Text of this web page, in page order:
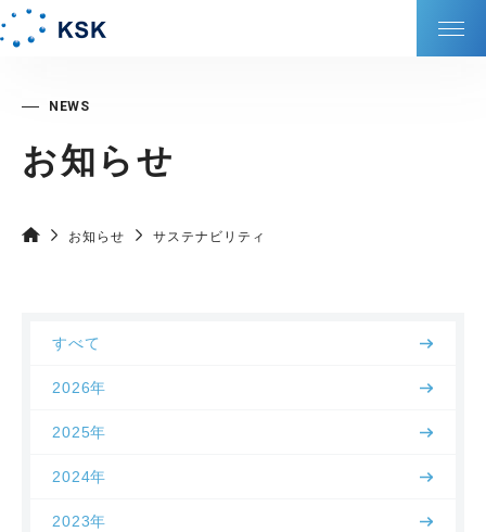
KSKの強み
会社情報
サービス
DXの取り組み
採⽤情報
お知らせ
お知らせ サステナビリティ
すべて
2026年
2025年
2024年
2023年